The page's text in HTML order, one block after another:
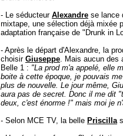
- Le séducteur Alexandrese lance
mixtape, une sélection déjà mixée
adaptation française de "Drunk in
- Après le départ d'Alexandre, la
choisir Giuseppe. Mais aucun des
Belle 1 : "La prod m'a appelé, elle
boite à cette époque, je pouvais
plus de nouvelle. Le jour même,
aura pas de secret. Donc il me dit
deux, c'est énorme !" mais moi je
- Selon MCE TV, la belle Priscilla